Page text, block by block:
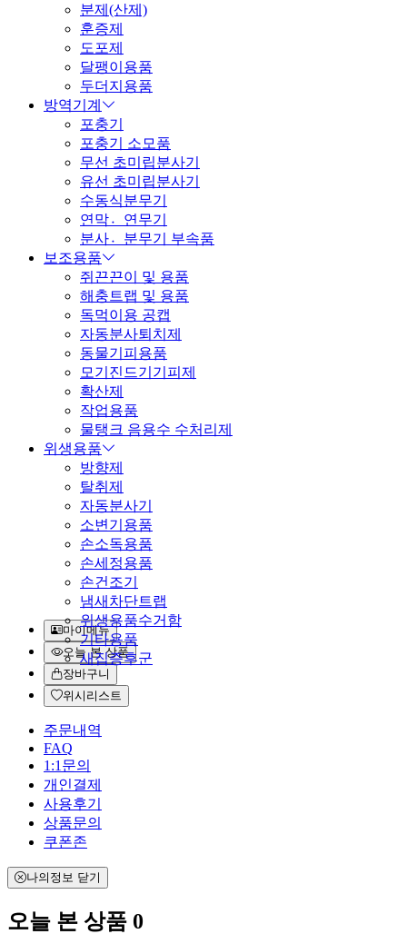
분제(산제)
훈증제
도포제
달팽이용품
두더지용품
방역기계
포충기
포충기 소모품
무선 초미립분사기
유선 초미립분사기
수동식분무기
연막연〮무기
분사분〮무기 부속품
보조용품
쥐끈끈이 및 용품
해충트랩 및 용품
독먹이용 공캡
자동분사퇴치제
동물기피용품
모기진드기기피제
확산제
작업용품
물탱크 음용수 수처리제
위생용품
방향제
탈취제
자동분사기
소변기용품
손소독용품
손세정용품
손건조기
냄새차단트랩
위생용품수거함
기타용품
새집증후군
마이메뉴
오늘 본 상품
장바구니
위시리스트
주문내역
FAQ
1:1문의
개인결제
사용후기
상품문의
쿠폰존
나의정보 닫기
오늘 본 상품 0